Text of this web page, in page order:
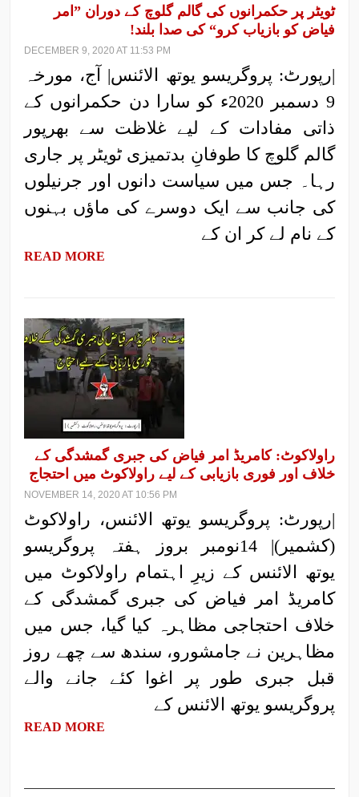
ٹویٹر پر حکمرانوں کی گالم گلوچ کے دوران ”امر
فیاض کو بازیاب کرو“ کی صدا بلند!
DECEMBER 9, 2020 AT 11:53 PM
|رپورٹ: پروگریسو یوتھ الائنس| آج، مورخہ
9 دسمبر 2020ء کو سارا دن حکمرانوں کے
ذاتی مفادات کے لیے غلاظت سے بھرپور
گالم گلوچ کا طوفانِ بدتمیزی ٹویٹر پر جاری
رہا۔ جس میں سیاست دانوں اور جرنیلوں
کی جانب سے ایک دوسرے کی ماؤں بہنوں
کے نام لے کر ان کے
READ MORE
راولاکوٹ: کامریڈ امر فیاض کی جبری گمشدگی کے
خلاف اور فوری بازیابی کے لیے راولاکوٹ میں احتجاج
NOVEMBER 14, 2020 AT 10:56 PM
|رپورٹ: پروگریسو یوتھ الائنس، راولاکوٹ
(کشمیر)| 14نومبر بروز ہفتہ پروگریسو
یوتھ الائنس کے زیرِ اہتمام راولاکوٹ میں
کامریڈ امر فیاض کی جبری گمشدگی کے
خلاف احتجاجی مظاہرہ کیا گیا، جس میں
مظاہرین نے جامشورو، سندھ سے چھے روز
قبل جبری طور پر اغوا کئے جانے والے
پروگریسو یوتھ الائنس کے
READ MORE